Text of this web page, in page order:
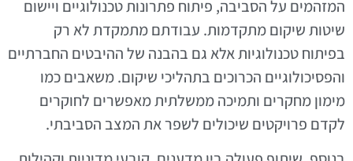
המזהמים על הסביבה, פיתוח פתרונות טכנולוגיים ויישום
שיטות שיקום מתקדמות. עבודתם מתמקדת לא רק
בפיתוח טכנולוגיות אלא גם בהבנה של ההיבטים החברתיים
והפסיכולוגיים הכרוכים בתהליכי שיקום. משאבים כמו
מימון מחקרים ותמיכה ממשלתית מאפשרים לחוקרים
לקדם פרויקטים שיכולים לשפר את המצב הסביבתי.